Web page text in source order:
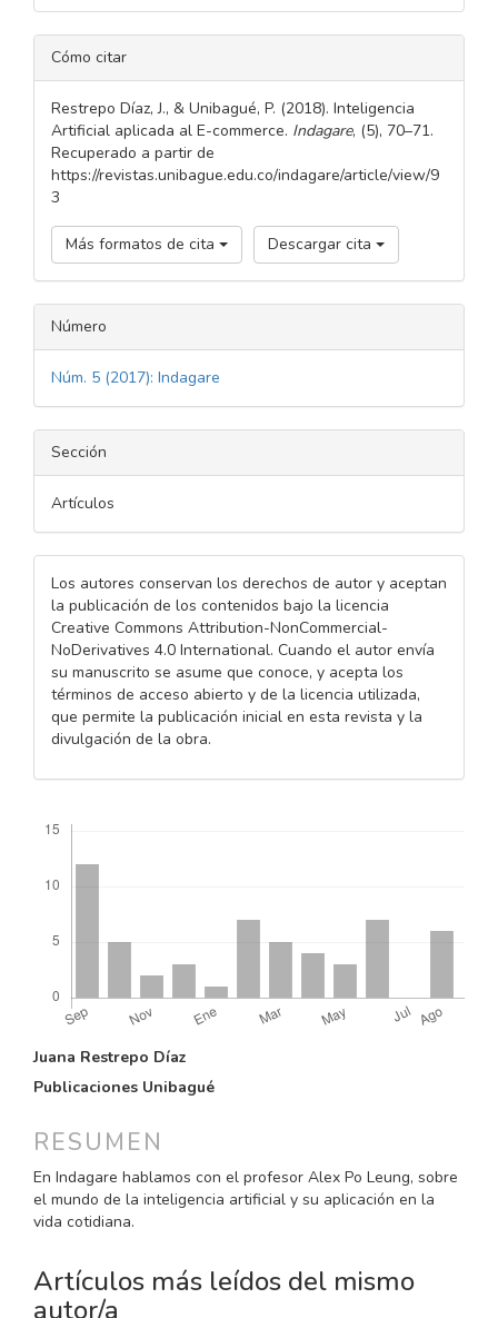
DETALLES
DEL
ARTÍCULO
Cómo citar
Restrepo Díaz, J., & Unibagué, P. (2018). Inteligencia
Artificial aplicada al E-commerce. Indagare, (5), 70–71.
Recuperado a partir de
https://revistas.unibague.edu.co/indagare/article/view/9
3
Más formatos de cita Descargar cita
Número
Núm. 5 (2017): Indagare
Sección
Artículos
Los autores conservan los derechos de autor y aceptan
la publicación de los contenidos bajo la licencia
Creative Commons Attribution-NonCommercial-
NoDerivatives 4.0 International. Cuando el autor envía
su manuscrito se asume que conoce, y acepta los
términos de acceso abierto y de la licencia utilizada,
que permite la publicación inicial en esta revista y la
divulgación de la obra.
CONTENIDO
PRINCIPAL
ARTÍCULO
Juana Restrepo Díaz
Publicaciones Unibagué
RESUMEN
En Indagare hablamos con el profesor Alex Po Leung, sobre
el mundo de la inteligencia artificial y su aplicación en la
vida cotidiana.
Artículos más leídos del mismo
autor/a